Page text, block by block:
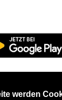
werden